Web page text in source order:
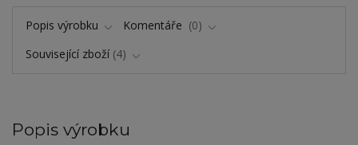
Popis výrobku Komentáře
0
Související zboží 4
Popis výrobku